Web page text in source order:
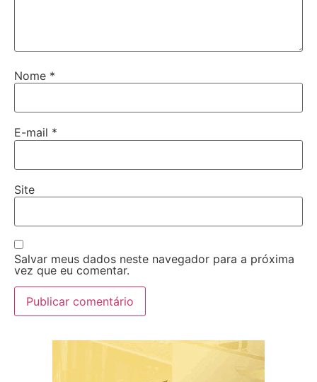
Nome *
E-mail *
Site
Salvar meus dados neste navegador para a próxima
vez que eu comentar.